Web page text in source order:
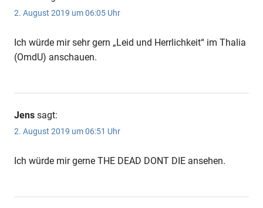
2. August 2019 um 06:05 Uhr
Ich würde mir sehr gern „Leid und Herrlichkeit“ im Thalia
(OmdU) anschauen.
Jens sagt:
2. August 2019 um 06:51 Uhr
Ich würde mir gerne THE DEAD DONT DIE ansehen.